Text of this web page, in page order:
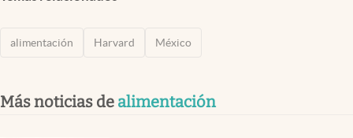
alimentación Harvard México
Más noticias de alimentación